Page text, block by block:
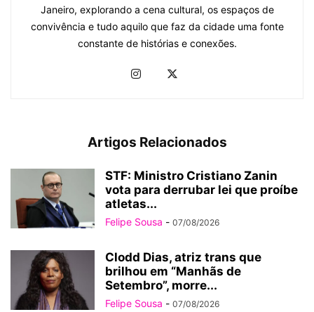
Janeiro, explorando a cena cultural, os espaços de
convivência e tudo aquilo que faz da cidade uma fonte
constante de histórias e conexões.
Artigos Relacionados
STF: Ministro Cristiano Zanin
vota para derrubar lei que proíbe
atletas...
Felipe Sousa - 07/08/2026
Clodd Dias, atriz trans que
brilhou em “Manhãs de
Setembro”, morre...
Felipe Sousa - 07/08/2026